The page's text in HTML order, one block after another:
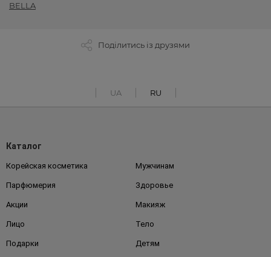
BELLA
Поділитись із друзями
UA RU
Каталог
Корейская косметика Мужчинам
Парфюмерия Здоровье
Акции Макияж
Лицо Тело
Подарки Детям